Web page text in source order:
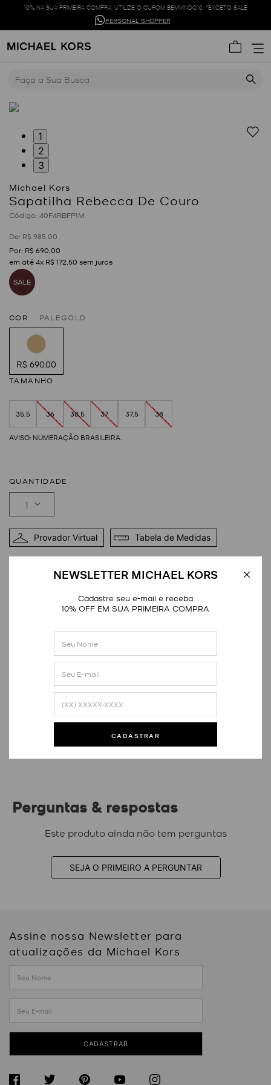
NEWSLETTER MICHAEL KORS
Cadastre seu e-mail e receba
10% OFF EM SUA PRIMEIRA COMPRA
CADASTRAR
10% NA SUA PRIMEIRA COMPRA. UTILIZE O CUPOM BEMVINDO10. *EXCETO SALE
PERSONAL SHOPPER
1
2
3
Sapatilha Rebecca De Couro
: 40F4RBFP1M
R$ 98500
R$ 690 00
em até4x R$ 172 50 sem juros
COR PALEGOLD
R$ 690,00
TAMANHO
35,5 36 38,5 37 37,5 38
QUANTIDADE
1
Provador Virtual Tabela de Medidas
Avaliações
SEJA O PRIMEIRO A AVALIAR
Perguntas & respostas
Este produto ainda não tem perguntas
SEJA O PRIMEIRO A PERGUNTAR
Assine nossa Newsletter para
atualizações da Michael Kors
CADASTRAR